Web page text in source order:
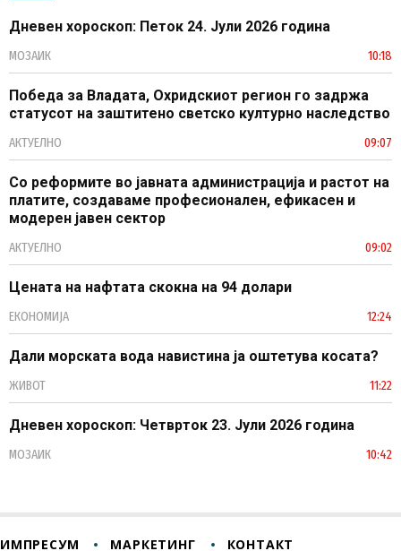
Дневен хороскоп: Петок 24. Јули 2026 година
МОЗАИК 10:18
Победа за Владата, Охридскиот регион го задржа
статусот на заштитено светско културно наследство
АКТУЕЛНО 09:07
Со реформите во јавната администрација и растот на
платите, создаваме професионален, ефикасен и
модерен јавен сектор
АКТУЕЛНО 09:02
Цената на нафтата скокна на 94 долари
ЕКОНОМИЈА 12:24
Дали морската вода навистина ја оштетува косата?
ЖИВОТ 11:22
Дневен хороскоп: Четврток 23. Јули 2026 година
МОЗАИК 10:42
ИМПРЕСУМ МАРКЕТИНГ КОНТАКТ